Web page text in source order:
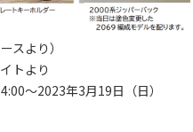
スより）
トより
～2023年3月19日（日）